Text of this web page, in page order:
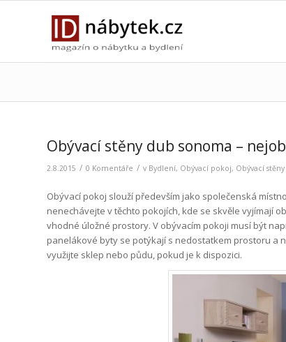
Obývací stěny dub sonoma –
2.8.2015 / 0 Komentáře / v Bydlení, Obývací pokoj, Obývací stěny
Obývací pokoj slouží především jako společenská
nenechávejte v těchto pokojích, kde se skvěle vyjímají
vhodné úložné prostory. V obývacím pokoji musí být
panelákové byty se potýkají s nedostatkem prostoru a
využijte sklep nebo půdu, pokud je k dispozici.